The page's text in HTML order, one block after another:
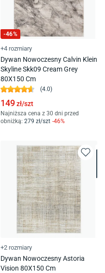
-46%
+4 rozmiary
Dywan Nowoczesny Calvin Klein
Skyline Skk09 Cream Grey
80X150 Cm
(4.0)
149zł/szt
Najniższa cena z 30 dni przed
obniżką: 279 zł/szt -46%
+2 rozmiary
Dywan Nowoczesny Astoria
Vision 80X150 Cm